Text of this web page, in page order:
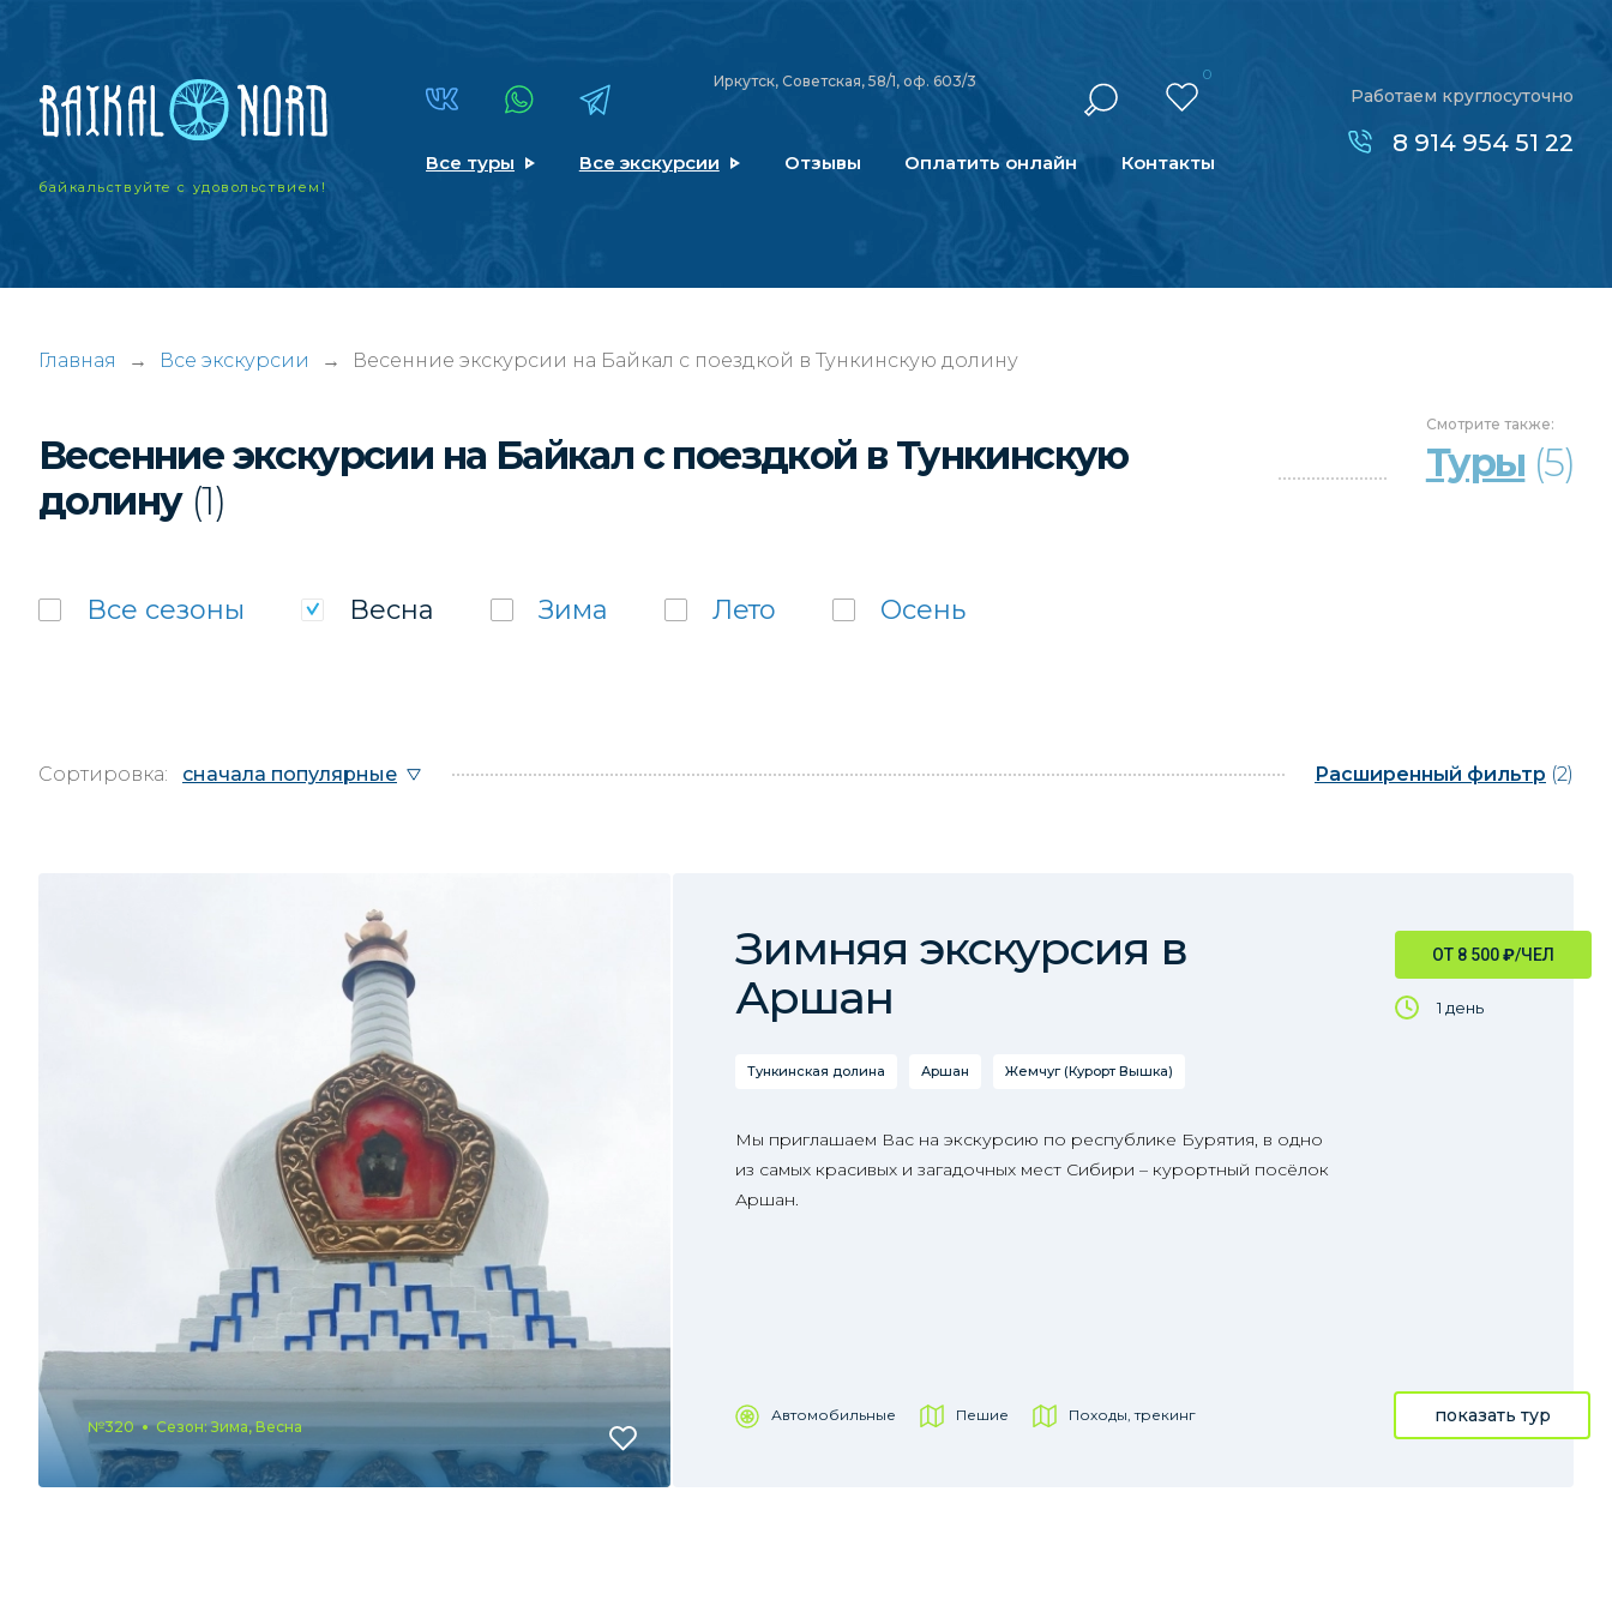
байкальствуйтес удовольствием!
Иркутск, Советская, 58/1, оф. 603/3 0
Все туры Все экскурсии Отзывы Оплатить онлайн Контакты
Работаем круглосуточно
8 914 954 51 22
Главная → Все экскурсии → Весенние экскурсии на Байкал с поездкой в Тункинскую долину
Весенние экскурсии на Байкал с поездкой в Тункинскую
долину (1)
Смотрите также:
Туры (5)
Все сезоны Весна Зима Лето Осень
Сортировка: сначала популярные Расширенный фильтр (2)
№320 Сезон: Зима, Весна
ОТ 8 500₽/ЧЕЛ
1 день
Зимняя экскурсия в
Аршан
Тункинская долина Аршан Жемчуг (Курорт Вышка)
Мы приглашаем Вас на экскурсию по республике Бурятия, в одно
из самых красивых и загадочных мест Сибири – курортный посёлок
Аршан.
Автомобильные Пешие Походы, трекинг показать тур